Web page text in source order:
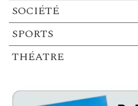
SOCIÉTÉ
SPORTS
THÉATRE